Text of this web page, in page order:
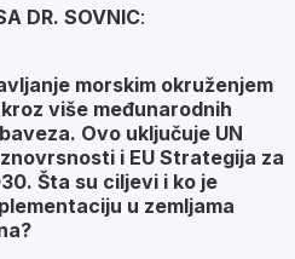
DR. SOVNIC:
morskim okruženjem
više međunarodnih
Ovo uključuje UN
i EU Strategija za
Šta su ciljevi i ko je
u zemljama